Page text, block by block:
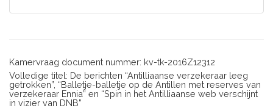
Kamervraag document nummer: kv-tk-2016Z12312
Volledige titel: De berichten “Antilliaanse verzekeraar leeg
getrokken”, “Balletje-balletje op de Antillen met reserves van
verzekeraar Ennia” en “Spin in het Antilliaanse web verschijnt
in vizier van DNB”